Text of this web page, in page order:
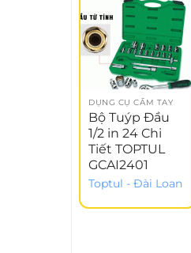
DỤNG CỤ CẦM TAY
Bộ Tuýp Đầu
1/2 in 24 Chi
Tiết TOPTUL
GCAI2401
Toptul - Đài Loan